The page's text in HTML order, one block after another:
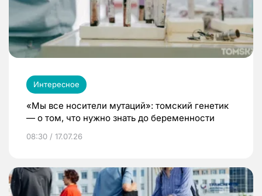
Интересное
«Мы все носители мутаций»: томский генетик
— о том, что нужно знать до беременности
08:30 / 17.07.26